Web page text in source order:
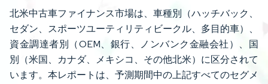
北米中古車ファイナンス市場は、車種別（ハッチバック、
セダン、スポーツユーティリティビークル、多目的車）、
資金調達者別（OEM、銀行、ノンバンク金融会社）、国
別（米国、カナダ、メキシコ、その他北米）に区分されて
います。本レポートは、予測期間中の上記すべてのセグメ